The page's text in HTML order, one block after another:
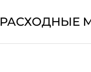
РАСХОДНЫЕ